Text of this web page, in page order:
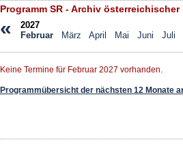
Programm SR - Archiv
«
2027
Februar
März April Mai Juni Juli
Keine Termine für Februar 2027 vorhanden.
Programmübersicht der nächsten 12 Monate